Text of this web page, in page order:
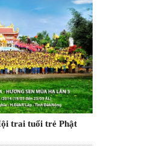
trai tuổi trẻ Phật